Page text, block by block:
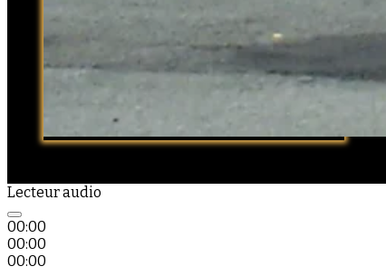
Lecteur audio
00:00
00:00
00:00